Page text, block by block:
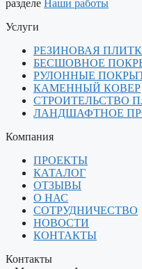
разделе Наши работы
Услуги
РЕЗИНОВАЯ
БЕСШОВНОЕ
РУЛОННЫЕ
КАМЕННЫЙ КОВЕР
СТРОИТЕЛЬСТВО
ЛАНДШАФТНОЕ
Компания
ПРОЕКТЫ
КАТАЛОГ
ОТЗЫВЫ
О НАС
СОТРУДНИЧЕСТВО
НОВОСТИ
КОНТАКТЫ
Контакты